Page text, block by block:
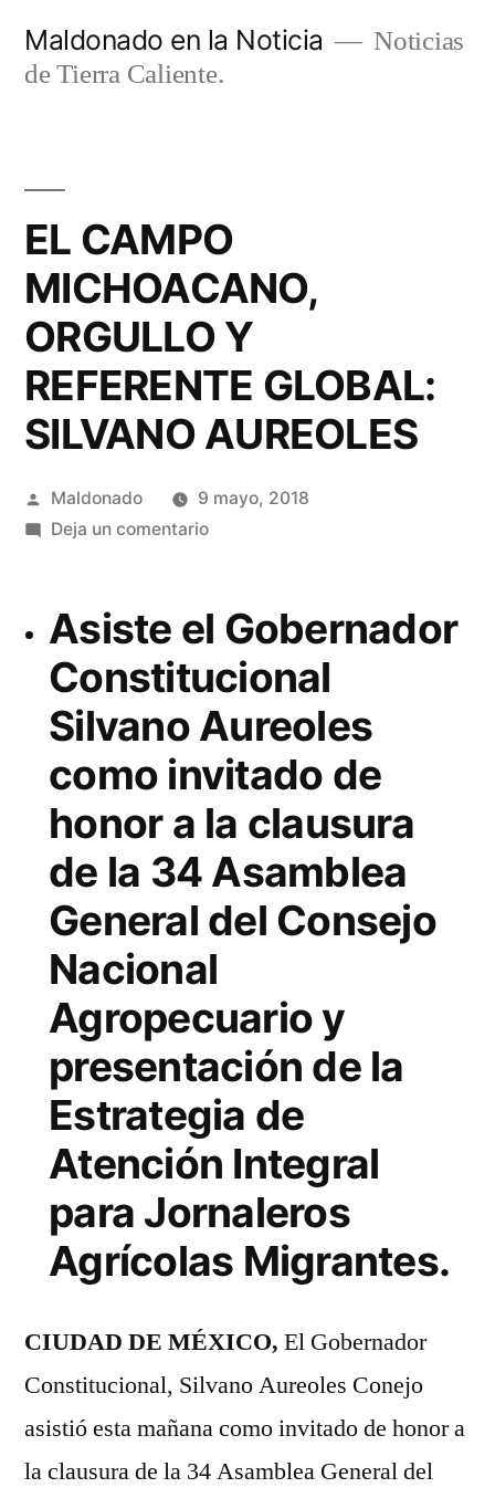
Maldonado en la Noticia
Noticias
de Tierra Caliente.
EL CAMPO
MICHOACANO,
ORGULLO Y
REFERENTE GLOBAL:
SILVANO AUREOLES
Publicado
por
Maldonado
9 mayo, 2018
Deja un comentarioen
MICHOACANO,
ORGULLO
Y
REFERENTE
GLOBAL:
SILVANO
AUREOLES
Asiste el Gobernador
Constitucional
Silvano Aureoles
como invitado de
honor a la clausura
de la 34 Asamblea
General del Consejo
Nacional
Agropecuario y
presentación de la
Estrategia de
Atención Integral
para Jornaleros
Agrícolas Migrantes.
CIUDAD DE MÉXICO, El Gobernador
Constitucional, Silvano Aureoles Conejo
asistió esta mañana como invitado de honor a
la clausura de la 34 Asamblea General del